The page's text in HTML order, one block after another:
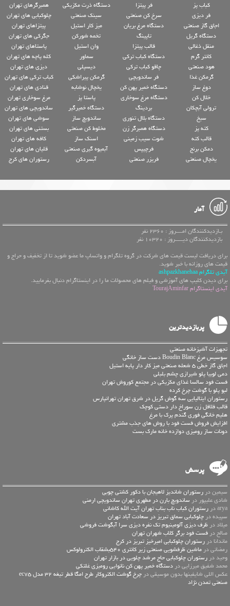
کباب پز
فر دیزی
اجاق گاز صنعتی
دستگاه گریل
منقل ذغالی
کانتر گرم
هود صنعتی
گرمکن غذا
دوغ ساز
خلال کن
ترولی آبچکان
سیخ
کته پز
قالب کته
دمکن برنج
یخچال صنعتی
فر پیتزا
سرخ کن صنعتی
دستگاه مرغ بریان
تاپینگ
قالب پیتزا
دستگاه کباب ترکی
چاقو کباب ترکی
فر ساندویچی
دستگاه خمیر پهن کن
دستگاه مرغ سوخاری
بردینگ
دستگاه بلال تنوری
دستگاه همبرگر زن
شوت سیب زمینی
فرچیپس
فریزر صنعتی
دستگاه ذرت مکزیکی
سینک صنعتی
میز کار استیل
تخمه شورکن
وان استیل
سماور
دیسپلی
گرمکن پیراشکی
یخچال نوشابه
پاستا پز
دستگاه خمیرگیر
ساندویچ ساز
مخلوط کن صنعتی
اسنک ساز
آبمیوه گیری صنعتی
آبسردکن
همبرگرهای تهران
چلوکبابی های تهران
پیتزاهای تهران
جگرکی های تهران
پاستاهای تهران
کله پاچه های تهران
دیزی های تهران
کباب ترکی های تهران
قنادی های تهران
مرغ سوخاری تهران
ساندویچی های تهران
سوشی های تهران
بستنی های تهران
کافه های تهران
قلیان های تهران
رستوران های کرج
آمار
بـازدیدکنندگان امــــروز : 2360 نفر
بازدیدکنندگان دیـــــروز : 10320 نفر
برای دریافت لیست قیمت های شرکت در گروه تلگرام و واتساپ ما عضو شوید تا از تخفیف و حراج و
قیمت های روزانه با خبر شوید.
آیدی تلگرام ashpazkhanehaa
برای دیدن کلیپ های آموزشی و فیلم های محصولات ما را در اینستاگرام دنبال بفرمایید.
آیدی اینستاگرام TourajAminfar
پربازدیدترین
تجهیزات آشپزخانه صنعتی
سوسیس مرغ Boudin Blanc دست ساز خانگی
اجاق گاز خطی 5 شعله صنعتی میز کار دار پایه استیل
دمی لوبیا پلو شیرازی چشم بلبلی
فست فود سالسا غذای مکزیکی در مجتمع کوروش تهران
لبو پلو با گوشت چرخ کرده
رستوران ایتالیایی سه گوش گریل در شرق تهران تهرانپارس
قالب فلافل زن سوراخ دار دستی کوچک
هلیم خانگی فوری گندم پرک با مرغ
افزایش فروش فست فود با روش های جذب مشتری
دونات ساز رومیزی دوازده خانه مارک بست
پرسش
سیمین در رستوران شاندیز لاهیجان با دکور کشتی چوبی
شادی علیپور در ساندویچ بارن در مطهری تهران ساندویچی ارمنی
arya در
رستوران کباب ناب بناب تهران آیت الله کاشانی
سپیده در چلوکبابی سماق تبریز در سعادت آباد تهران
میلاد در ظرف دیزی آلومینیوم تک نفره دیزی سرا آبگوشت فروشی
صالح در فست فود برگر کلاب شهران تهران
ماندانا در رستوران چلوکبابی امیرخیز تبریز در کرج
رمضانی در ماشین ظرفشویی صنعتی زیر کانتری 540بشقاب الکترولوکس
وحید در رستوران چلوکبابی حاج مرشد چلویی در بازار تهران
محمد شفیق میرزایی در دستگاه خمیر پهن کن نانوایی رومیزی غلتکی
عكس اللي شايفينها بدون موسيقى در
چرخ گوشت الکتروکار طرح امگا قطر تیغه 32 مدل ec75
صنعتی تمدن نژاد